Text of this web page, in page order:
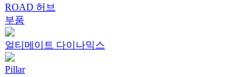
ROAD 허브
부품
얼티메이트 다이나믹스
Pillar